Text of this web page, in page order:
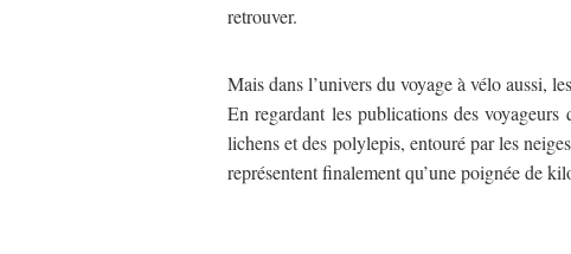
retrouver.
Mais dans l’univers du voyage à vélo aussi,
En regardant les publications des
lichens et des polylepis, entouré par les
représentent finalement qu’une poignée de